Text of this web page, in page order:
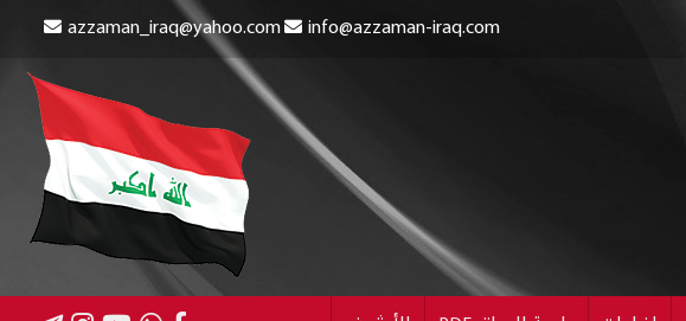
azzaman_iraq@yahoo.com info@azzaman-iraq.com